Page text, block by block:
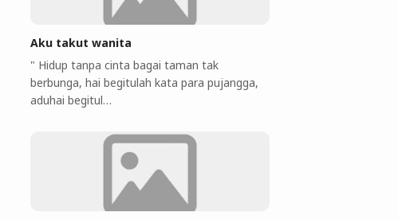
Aku takut wanita
" Hidup tanpa cinta bagai taman tak
berbunga, hai begitulah kata para pujangga,
aduhai begitul…